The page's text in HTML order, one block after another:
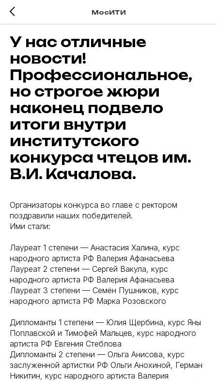
МосИТИ
У нас отличные
новости!
Профессиональное,
но строгое жюри
наконец подвело
итоги внутри
институтского
конкурса чтецов им.
В.И. Качалова.
Организаторы конкурса во главе с ректором
поздравили наших победителей.
Ими стали:
Лауреат 1 степени — Анастасия Халина, курс
народного артиста РФ Валерия Афанасьева
Лауреат 2 степени — Сергей Вакула, курс
народного артиста РФ Валерия Афанасьева
Лауреат 3 степени — Семён Пушников, курс
народного артиста РФ Марка Розовского
Дипломанты 1 степени — Юлия Щербина, курс Яны
Поплавской и Тимофей Мальцев, курс народного
артиста РФ Евгения Стеблова
Дипломанты 2 степени — Ольга Анисова, курс
заслуженной артистки РФ Ольги Анохиной, Герман
Никитин, курс народного артиста Валерия